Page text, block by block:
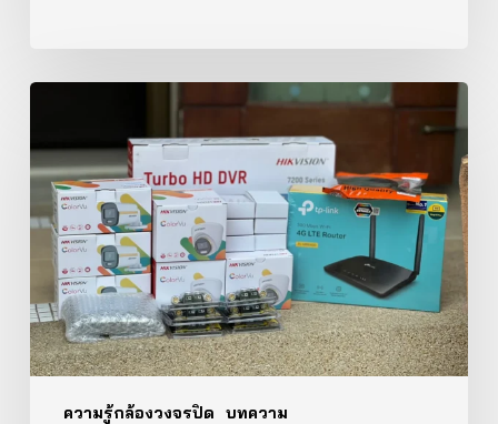
ความรู้กล้องวงจรปิด บทความ
วิธี
กล้อง
วงจรปิด
สำหรับ
บ้าน
คู่มือ
ฉบับ
สมบูรณ์